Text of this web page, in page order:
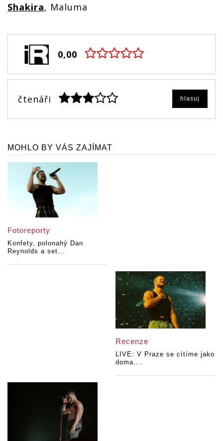
Shakira, Maluma
0,00
čtenáři hlasuj
MOHLO BY VÁS ZAJÍMAT
Fotoreporty
Konfety, polonahý Dan
Reynolds a set...
Recenze
LIVE: V Praze se cítíme jako
doma....